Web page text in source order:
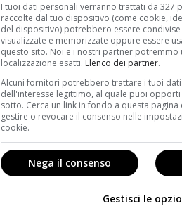
I tuoi dati personali verranno trattati da 327
raccolte dal tuo dispositivo (come cookie,
del dispositivo) potrebbero essere
visualizzate e memorizzate oppure essere
questo sito. Noi e i nostri partner potremmo
localizzazione esatti. Elenco dei partner.
Alcuni fornitori potrebbero trattare i tuoi
dell'interesse legittimo, al quale puoi
sotto. Cerca un link in fondo a questa
gestire o revocare il consenso nelle
cookie.
Nega il consenso
Gestisci le